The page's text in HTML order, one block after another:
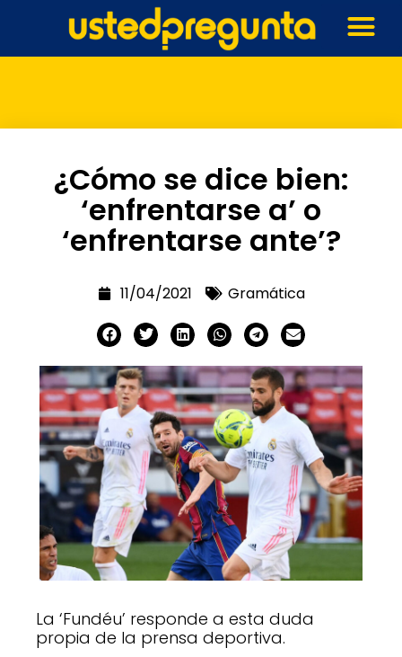
¿Cómo se dice bien:
‘enfrentarse a’ o
‘enfrentarse ante’?
11/04/2021 Gramática
La ‘Fundéu’ responde a esta duda
propia de la prensa deportiva.